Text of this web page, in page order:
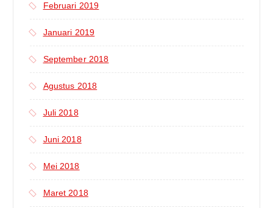
Februari 2019
Januari 2019
September 2018
Agustus 2018
Juli 2018
Juni 2018
Mei 2018
Maret 2018